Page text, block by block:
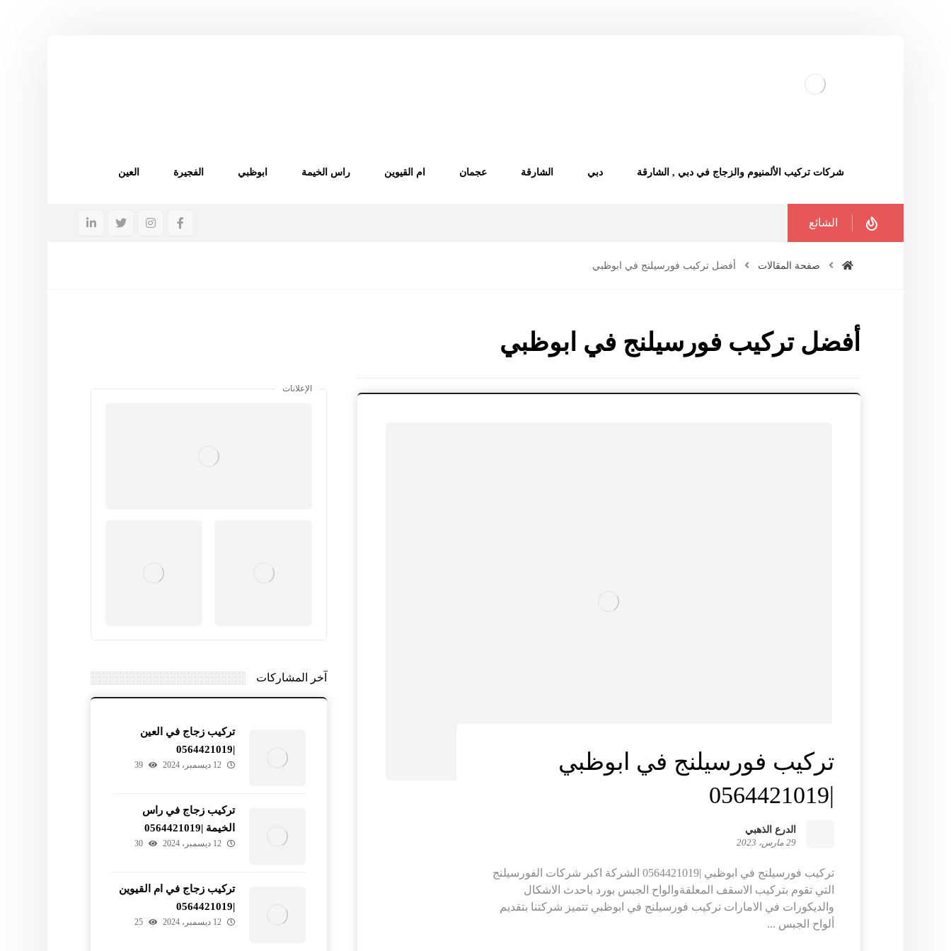
شركات تركيب الألمنيوم والزجاج في دبي , الشارقة دبي الشارقة عجمان ام القيوين راس الخيمة ابوظبي الفجيرة العين
الشائع
صفحة المقالات أفضل تركيب فورسيلنج في ابوظبي
أفضل تركيب فورسيلنج في ابوظبي
تركيب فورسيلنج في ابوظبي
|0564421019
الدرع الذهبي
29 مارس، 2023
تركيب فورسيلنج في ابوظبي |0564421019 الشركة اكبر شركات الفورسيلنج
التي تقوم بتركيب الاسقف المعلقةوالواح الجبس بورد باحدث الاشكال
والديكورات في الامارات تركيب فورسيلنج في ابوظبي تتميز شركتنا بتقديم
ألواح الجبس ...
الإعلانات
آخر المشاركات
تركيب زجاج في العين
|0564421019
12 ديسمبر، 2024 39
تركيب زجاج في راس
الخيمة |0564421019
12 ديسمبر، 2024 30
تركيب زجاج في ام القيوين
|0564421019
12 ديسمبر، 2024 25